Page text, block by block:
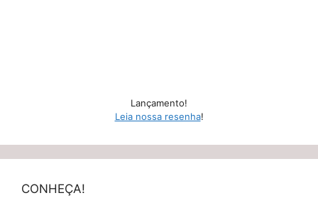
Lançamento!
Leia nossa resenha!
CONHEÇA!